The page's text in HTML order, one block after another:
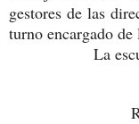
gestores de las
turno encargado de
La escuela
Rafa